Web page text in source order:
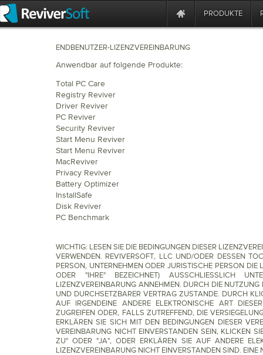
PRODUKTE
ENDBENUTZER-LIZENZVEREINBARUNG
Anwendbar auf folgende Produkte:
Total PC Care
Registry Reviver
Driver Reviver
PC Reviver
Security Reviver
Start Menu Reviver
Start Menu Reviver
MacReviver
Privacy Reviver
Battery Optimizer
InstallSafe
Disk Reviver
PC Benchmark
WICHTIG: LESEN SIE DIE BEDINGUNGEN DIESER
VERWENDEN. REVIVERSOFT, LLC UND/ODER DESSEN
PERSON, UNTERNEHMEN ODER JURISTISCHE PERSON
ODER "IHRE" BEZEICHNET) AUSSCHLIESSLICH
LIZENZVEREINBARUNG ANNEHMEN. DURCH DIE
UND DURCHSETZBARER VERTRAG ZUSTANDE. DURCH
AUF IRGENDEINE ANDERE ELEKTRONISCHE ART
ZUGREIFEN ODER, FALLS ZUTREFFEND, DIE
ERKLÄREN SIE SICH MIT DEN BEDINGUNGEN DIESER
VEREINBARUNG NICHT EINVERSTANDEN SEIN, KLICKEN
ZU" ODER "JA", ODER ERKLÄREN SIE AUF ANDERE
LIZENZVEREINBARUNG NICHT EINVERSTANDEN SIND.